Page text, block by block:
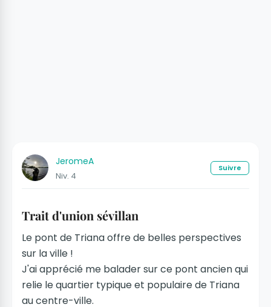
JeromeA
Niv. 4
Suivre
Trait d'union sévillan
Le pont de Triana offre de belles perspectives
sur la ville !
J'ai apprécié me balader sur ce pont ancien qui
relie le quartier typique et populaire de Triana
au centre-ville.